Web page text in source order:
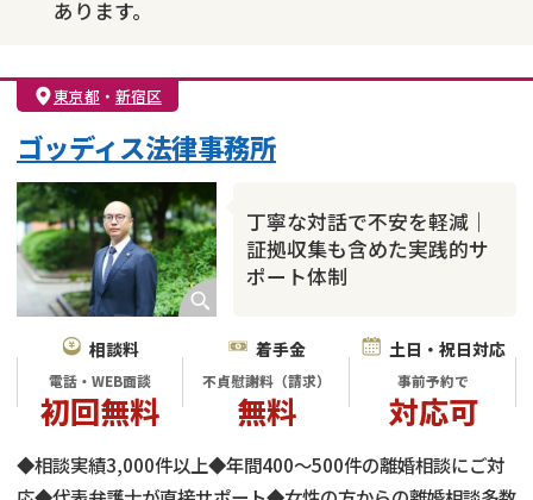
あります。
東京都 ・ 新宿区
丁寧な対話で不安を軽減｜
証拠収集も含めた実践的サ
ポート体制
ゴッディス法律事務所
相談料
電話・WEB面談
初回無料
着手金
不貞慰謝料（請求）
無料
土日・祝日対応
事前予約で
対応可
◆相談実績3,000件以上◆年間400～500件の離婚相談にご対